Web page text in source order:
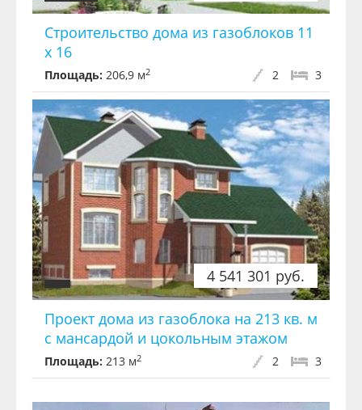
Строительство дома из газоблоков 11
х 16
Площадь: 206,9 м2 3
2
4 541 301 руб.
Проект дома из газоблока на 213 кв. м
с мансардой и цокольным этажом
Площадь: 213 м2 3
2